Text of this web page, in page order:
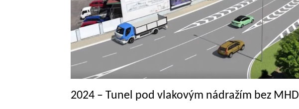
2024 – Tunel pod vlakovým nádražím bez MHD